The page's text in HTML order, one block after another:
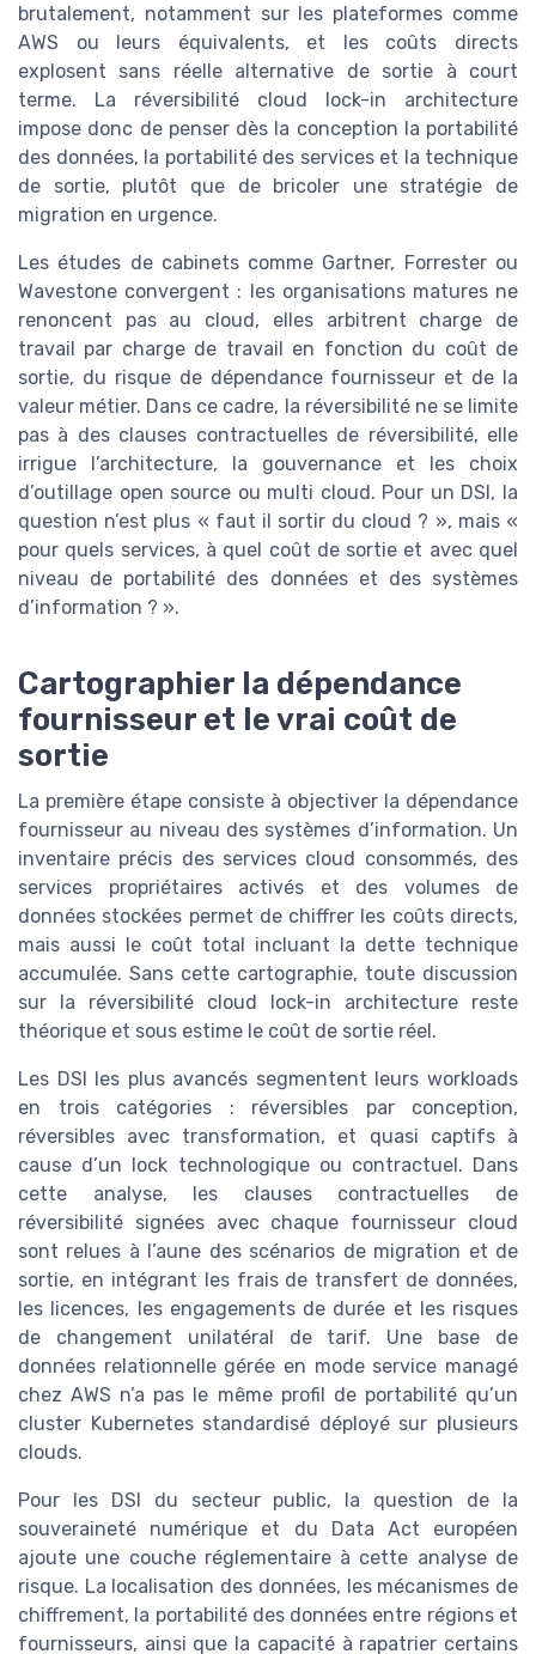
brutalement, notamment sur les plateformes comme
AWS ou leurs équivalents, et les coûts directs
explosent sans réelle alternative de sortie à court
terme. La réversibilité cloud lock-in architecture
impose donc de penser dès la conception la portabilité
des données, la portabilité des services et la technique
de sortie, plutôt que de bricoler une stratégie de
migration en urgence.
Les études de cabinets comme Gartner, Forrester ou
Wavestone convergent : les organisations matures ne
renoncent pas au cloud, elles arbitrent charge de
travail par charge de travail en fonction du coût de
sortie, du risque de dépendance fournisseur et de la
valeur métier. Dans ce cadre, la réversibilité ne se limite
pas à des clauses contractuelles de réversibilité, elle
irrigue l’architecture, la gouvernance et les choix
d’outillage open source ou multi cloud. Pour un DSI, la
question n’est plus « faut il sortir du cloud ? », mais «
pour quels services, à quel coût de sortie et avec quel
niveau de portabilité des données et des systèmes
d’information ? ».
Cartographier la dépendance
fournisseur et le vrai coût de
sortie
La première étape consiste à objectiver la dépendance
fournisseur au niveau des systèmes d’information. Un
inventaire précis des services cloud consommés, des
services propriétaires activés et des volumes de
données stockées permet de chiffrer les coûts directs,
mais aussi le coût total incluant la dette technique
accumulée. Sans cette cartographie, toute discussion
sur la réversibilité cloud lock-in architecture reste
théorique et sous estime le coût de sortie réel.
Les DSI les plus avancés segmentent leurs workloads
en trois catégories : réversibles par conception,
réversibles avec transformation, et quasi captifs à
cause d’un lock technologique ou contractuel. Dans
cette analyse, les clauses contractuelles de
réversibilité signées avec chaque fournisseur cloud
sont relues à l’aune des scénarios de migration et de
sortie, en intégrant les frais de transfert de données,
les licences, les engagements de durée et les risques
de changement unilatéral de tarif. Une base de
données relationnelle gérée en mode service managé
chez AWS n’a pas le même profil de portabilité qu’un
cluster Kubernetes standardisé déployé sur plusieurs
clouds.
Pour les DSI du secteur public, la question de la
souveraineté numérique et du Data Act européen
ajoute une couche réglementaire à cette analyse de
risque. La localisation des données, les mécanismes de
chiffrement, la portabilité des données entre régions et
fournisseurs, ainsi que la capacité à rapatrier certains